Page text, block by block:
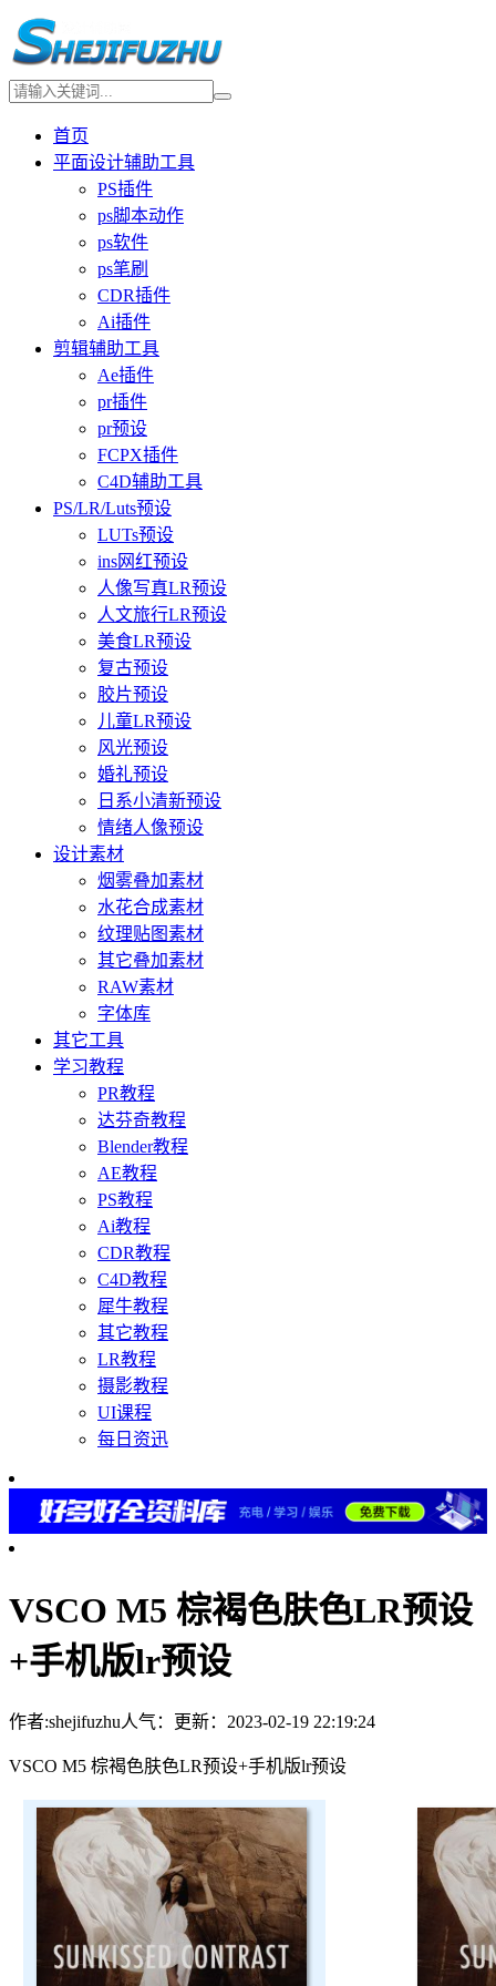
首页
平面设计辅助工具
PS插件
ps脚本动作
ps软件
ps笔刷
CDR插件
Ai插件
剪辑辅助工具
Ae插件
pr插件
pr预设
FCPX插件
C4D辅助工具
PS/LR/Luts预设
LUTs预设
ins网红预设
人像写真LR预设
人文旅行LR预设
美食LR预设
复古预设
胶片预设
儿童LR预设
风光预设
婚礼预设
日系小清新预设
情绪人像预设
设计素材
烟雾叠加素材
水花合成素材
纹理贴图素材
其它叠加素材
RAW素材
字体库
其它工具
学习教程
PR教程
达芬奇教程
Blender教程
AE教程
PS教程
Ai教程
CDR教程
C4D教程
犀牛教程
其它教程
LR教程
摄影教程
UI课程
每日资迅
VSCO M5 棕褐色肤色LR预设
+手机版lr预设
作者:shejifuzhu人气： 更新：2023-02-19 22:19:24
VSCO M5 棕褐色肤色LR预设+手机版lr预设